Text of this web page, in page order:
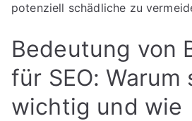
potenziell schädliche zu
Bedeutung von
für SEO: Warum
wichtig und wie